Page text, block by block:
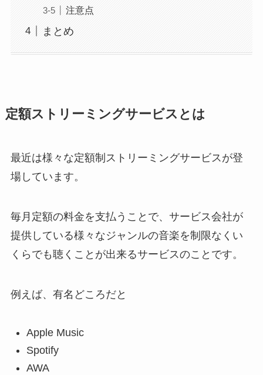
注意点
まとめ
定額ストリーミングサービスとは
最近は様々な定額制ストリーミングサービスが登
場しています。
毎月定額の料金を支払うことで、サービス会社が
提供している様々なジャンルの音楽を制限なくい
くらでも聴くことが出来るサービスのことです。
例えば、有名どころだと
Apple Music
Spotify
AWA